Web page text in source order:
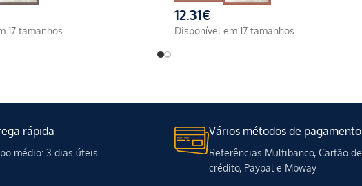
17 tamanhos
12.31€
Disponível em 17 tamanhos
rápida
médio: 3 dias úteis
Vários métodos de pagamento
Referências Multibanco, Cartão de
crédito, Paypal e Mbway